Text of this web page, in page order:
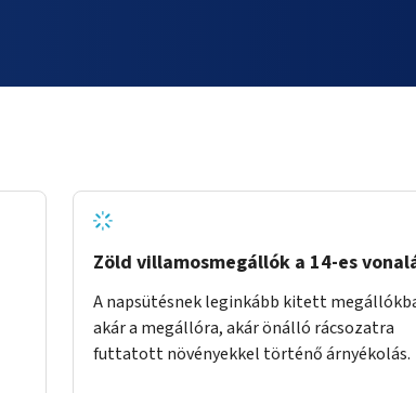
Zöld villamosmegállók a 14-es
A napsütésnek leginkább kitett
akár a megállóra, akár önálló rácsozatra
futtatott növényekkel történő árnyékolás.